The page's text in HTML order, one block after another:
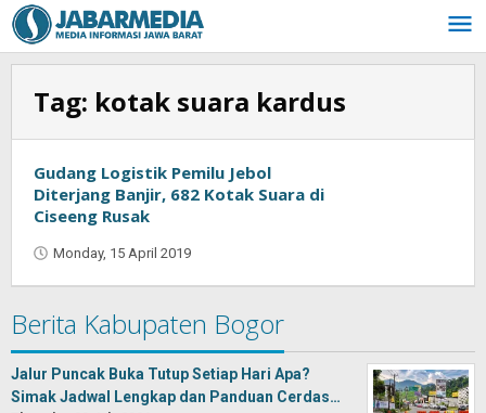
Skip
to
content
Tag: kotak suara kardus
Gudang Logistik Pemilu Jebol
Diterjang Banjir, 682 Kotak Suara di
Ciseeng Rusak
Monday, 15 April 2019
Berita Kabupaten Bogor
Jalur Puncak Buka Tutup Setiap Hari Apa?
Simak Jadwal Lengkap dan Panduan Cerdas…